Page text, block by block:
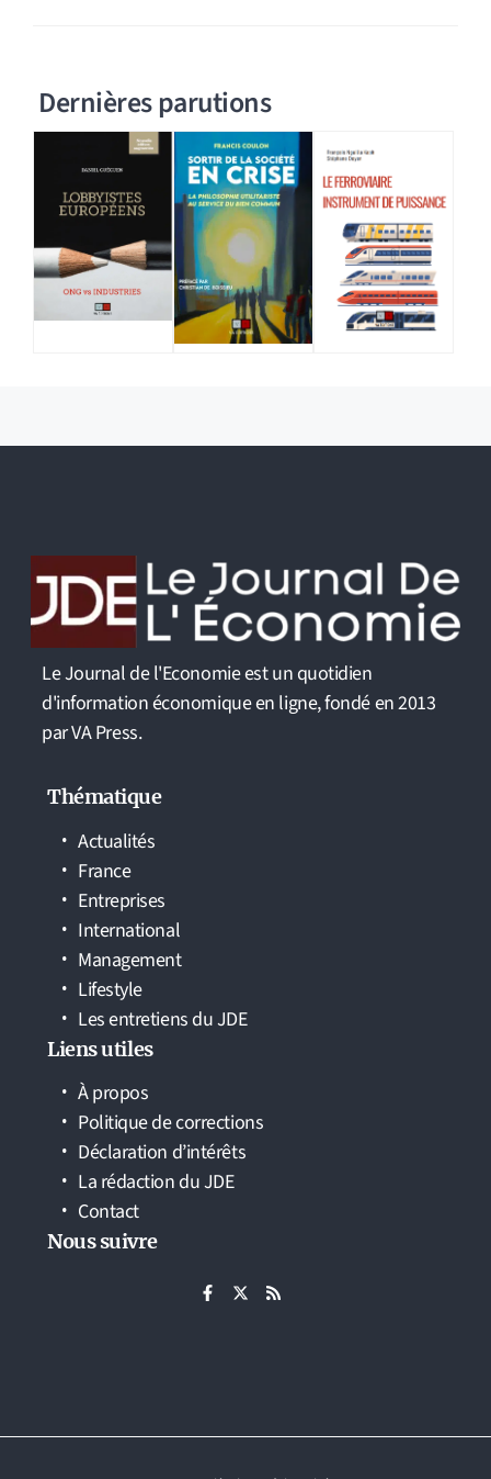
Dernières parutions
Le Journal de l'Economie est un quotidien
d'information économique en ligne, fondé en 2013
par VA Press.
Thématique
Actualités
France
Entreprises
International
Management
Lifestyle
Les entretiens du JDE
Liens utiles
À propos
Politique de corrections
Déclaration d’intérêts
La rédaction du JDE
Contact
Nous suivre